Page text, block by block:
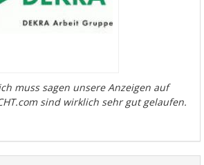
muss sagen unsere Anzeigen auf
sind wirklich sehr gut gelaufen.